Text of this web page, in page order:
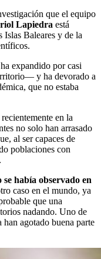
que el equipo
Lapiedra está
Islas Baleares y de la
expandido por casi
y ha devorado a
que no estaba
en la
no solo han arrasado
al ser capaces de
poblaciones con
había observado en
caso en el mundo, ya
que una
nadando. Uno de
agotado buena parte